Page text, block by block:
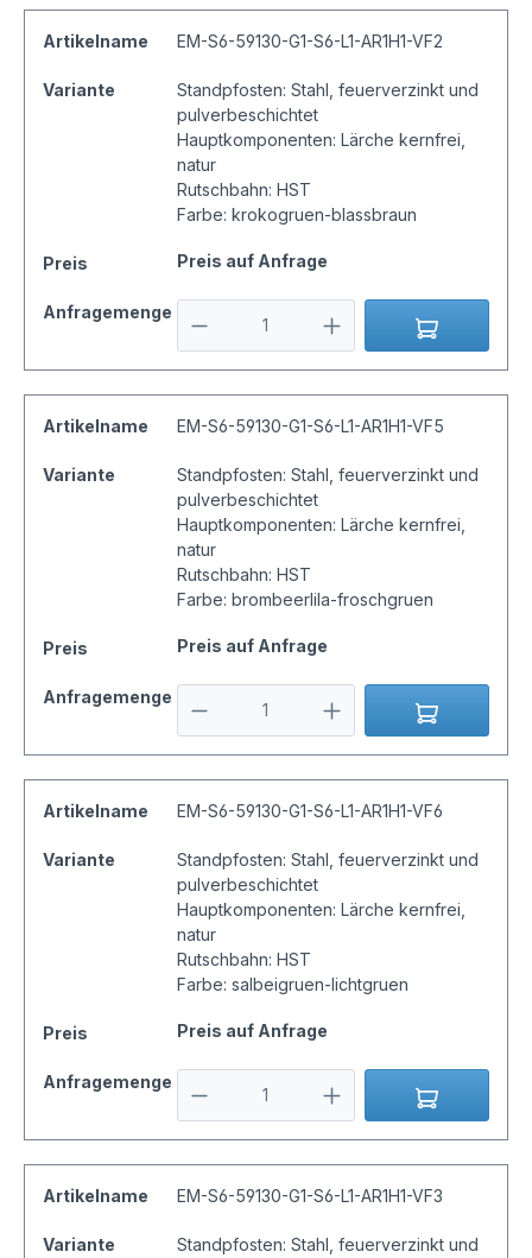
Artikelname EM-S6-59130-G1-S6-L1-AR1H1-VF2
Variante
Standpfosten: Stahl, feuerverzinkt und
pulverbeschichtet
Hauptkomponenten: Lärche kernfrei,
natur
Rutschbahn: HST
Farbe: krokogruen-blassbraun
Preis Preis auf Anfrage
Anfragemenge
Artikelname EM-S6-59130-G1-S6-L1-AR1H1-VF5
Variante
Standpfosten: Stahl, feuerverzinkt und
pulverbeschichtet
Hauptkomponenten: Lärche kernfrei,
natur
Rutschbahn: HST
Farbe: brombeerlila-froschgruen
Preis Preis auf Anfrage
Anfragemenge
Artikelname EM-S6-59130-G1-S6-L1-AR1H1-VF6
Variante
Standpfosten: Stahl, feuerverzinkt und
pulverbeschichtet
Hauptkomponenten: Lärche kernfrei,
natur
Rutschbahn: HST
Farbe: salbeigruen-lichtgruen
Preis Preis auf Anfrage
Anfragemenge
Artikelname EM-S6-59130-G1-S6-L1-AR1H1-VF3
Variante
Standpfosten: Stahl, feuerverzinkt und